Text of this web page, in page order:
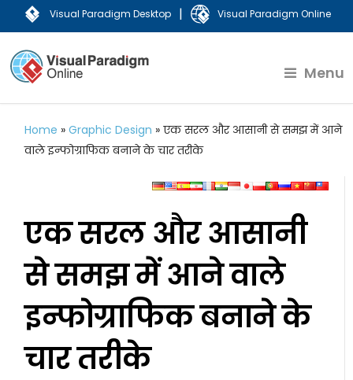
Visual Paradigm Desktop | Visual Paradigm Online
Menu
Home »Graphic Design »एक सरल और आसानी से समझ में आने
वाले इन्फोग्राफिक बनाने के चार तरीके
एक सरल और आसानी
से समझ में आने वाले
इन्फोग्राफिक बनाने के
चार तरीके